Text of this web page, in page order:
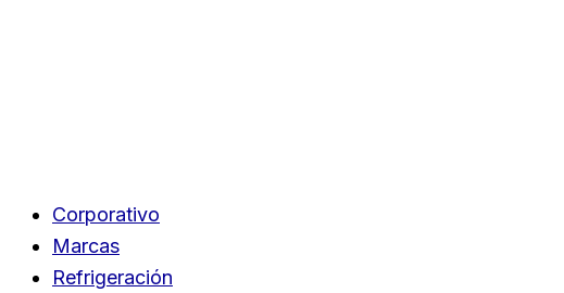
Corporativo
Marcas
Refrigeración